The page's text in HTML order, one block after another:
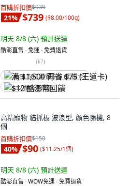
首購折扣價$939
21% $739 ($8.00/100g)
明天 8/8 (六) 預計送達
酷澎直售 ∙ 免運 ∙ 免費退貨
(67)
满 $1,500 再省 $75 (王道卡)
$12 酷澎幣回饋
高精寵物 貓抓板 波浪型, 顏色隨機, 8
個
首購折扣價$150
40% $90 ($11.25/1個)
明天 8/8 (六) 預計送達
酷澎直售 ∙ WOW免運 ∙ 免費退貨